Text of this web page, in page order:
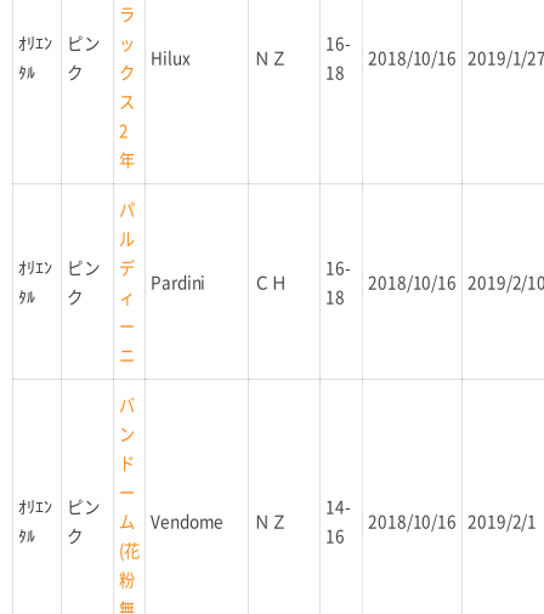
ｵﾘｴﾝ
ﾀﾙ
ピン
ク
ラ
ッ
ク
ス
2
年
Hilux ＮＺ
16-
18
2018/10/16 2019/1/
ｵﾘｴﾝ
ﾀﾙ
ピン
ク
パ
ル
デ
ィ
ー
ニ
Pardini ＣＨ
16-
18
2018/10/16 2019/2/
ｵﾘｴﾝ
ﾀﾙ
ピン
ク
バ
ン
ド
ー
ム
(花
粉
無
Vendome ＮＺ
14-
16
2018/10/16 2019/2/1